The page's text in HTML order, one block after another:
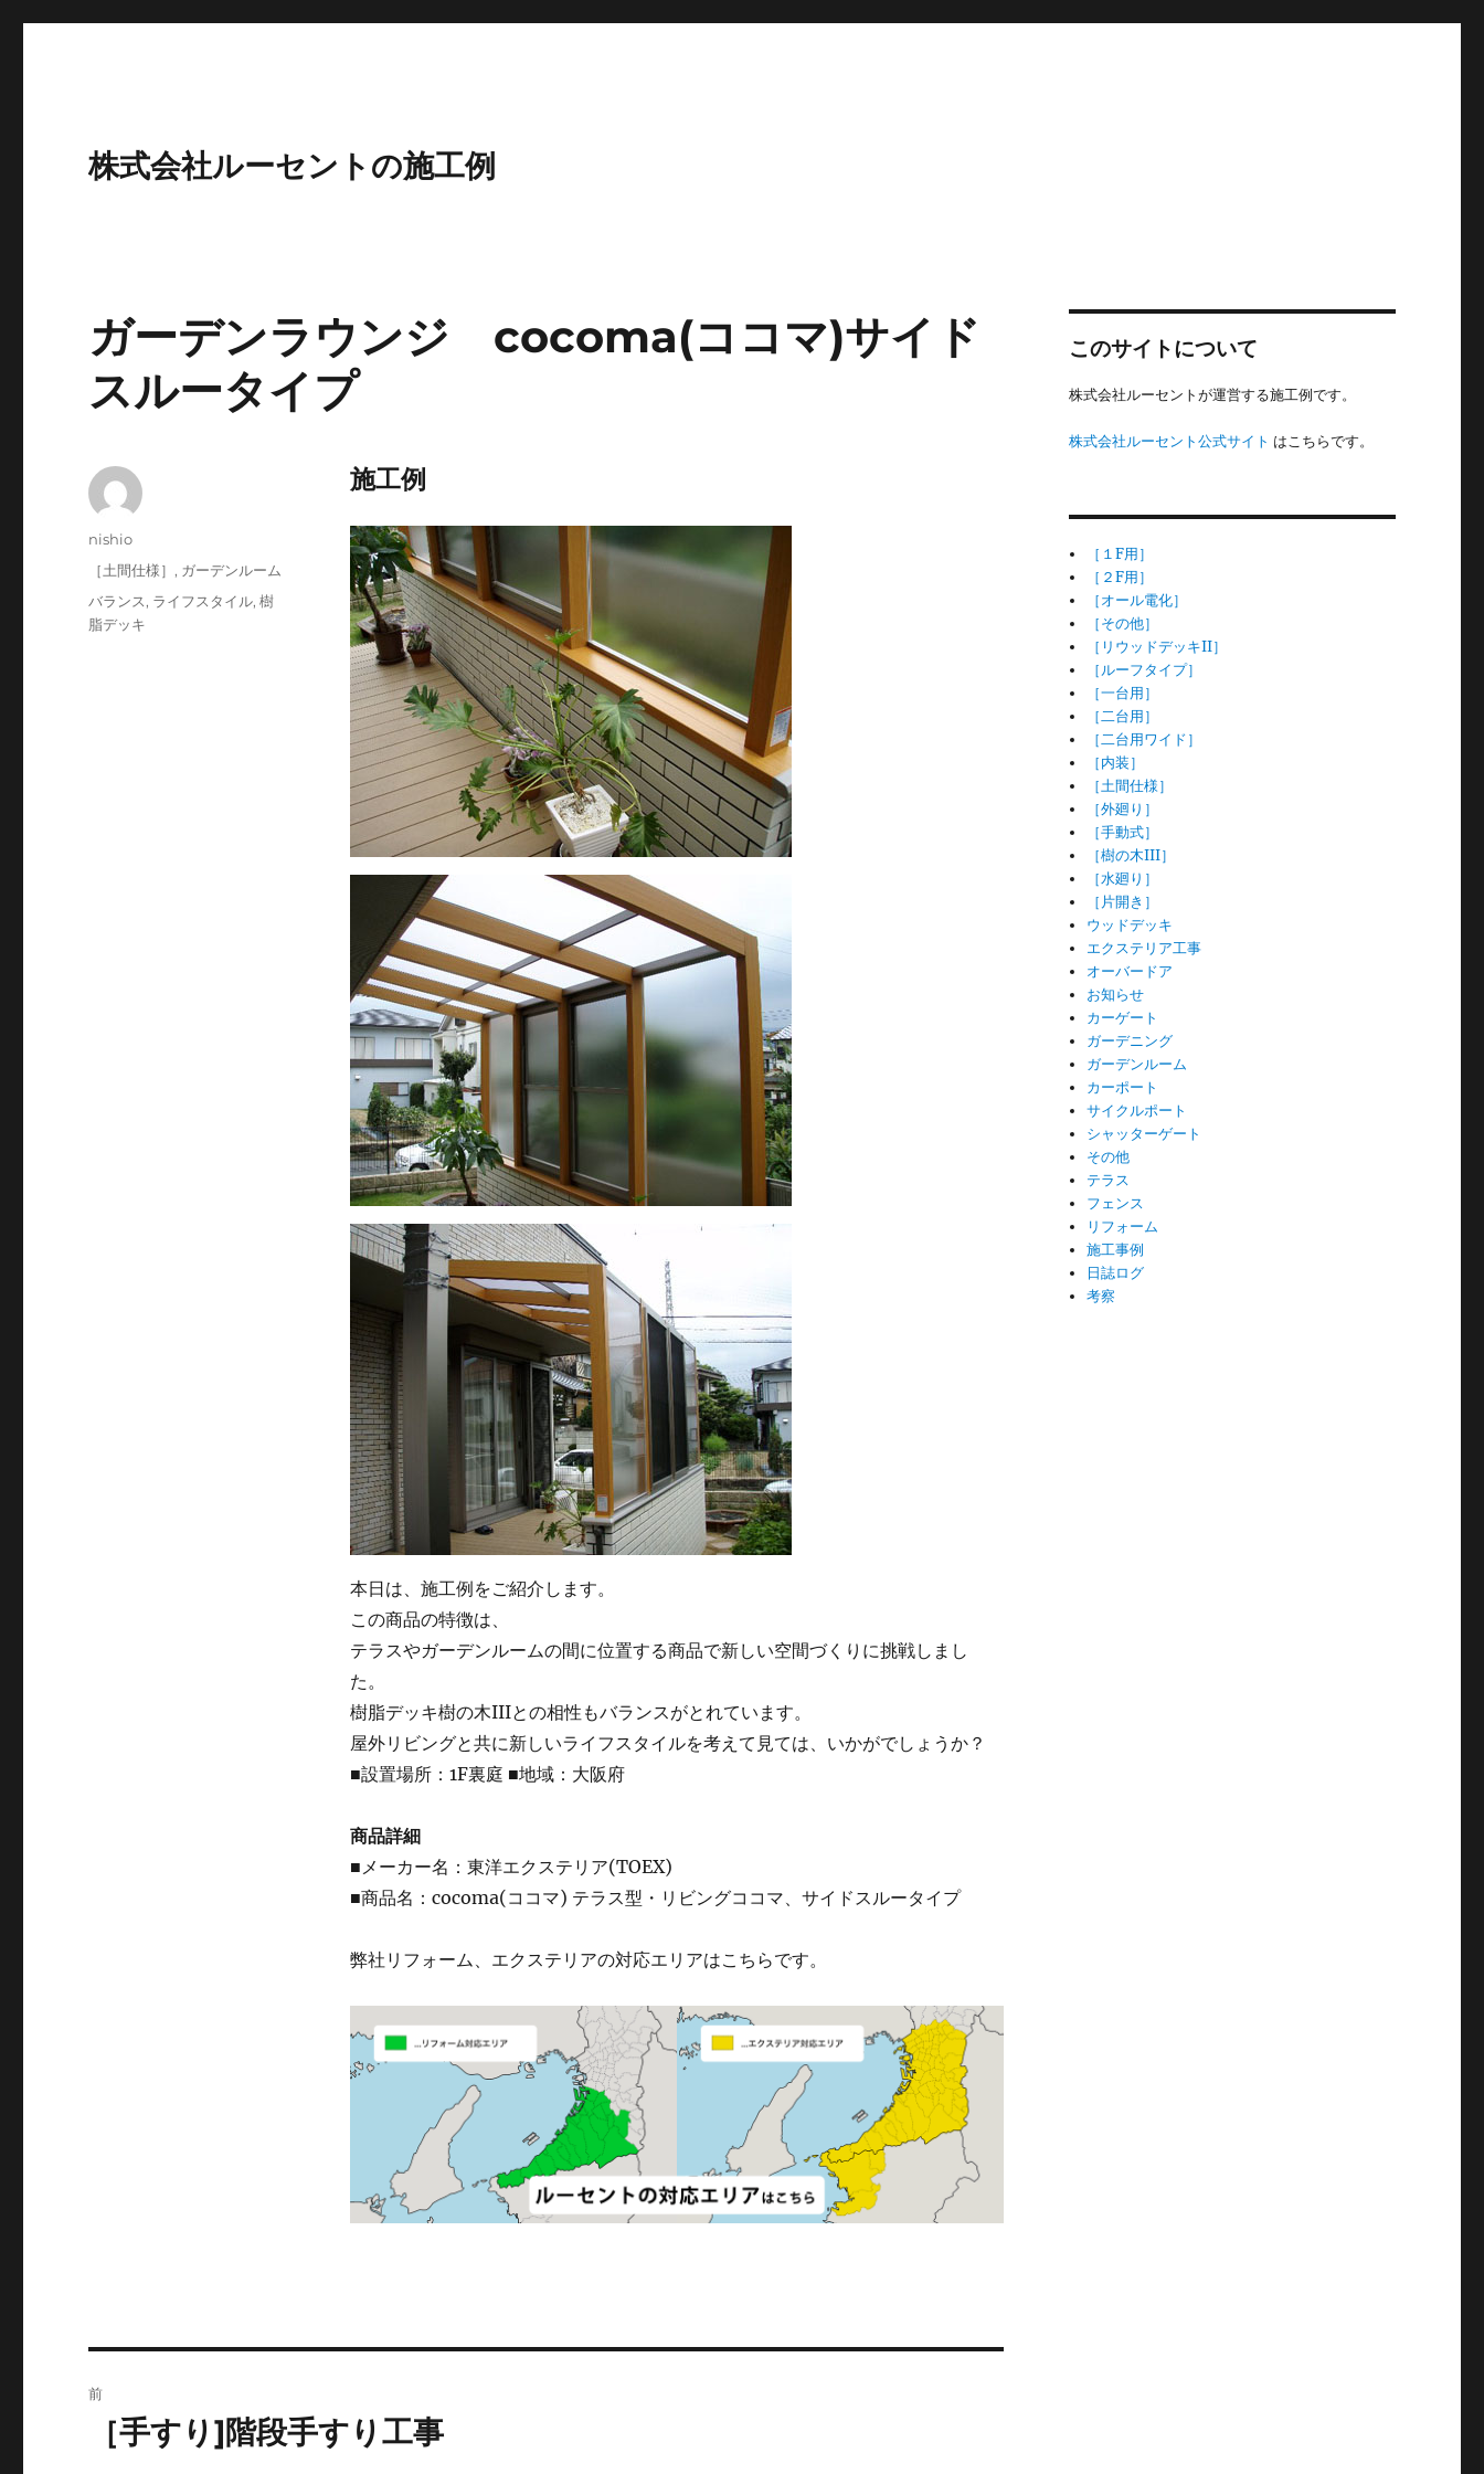
株式会社ルーセントの施工例
ガーデンラウンジ cocoma(ココマ)サイド
スルータイプ
施工例
本日は、施工例をご紹介します。
この商品の特徴は、
テラスやガーデンルームの間に位置する商品で新しい空間づくりに挑戦しまし
た。
樹脂デッキ樹の木IIIとの相性もバランスがとれています。
屋外リビングと共に新しいライフスタイルを考えて見ては、いかがでしょうか？
■設置場所：1F裏庭 ■地域：大阪府
商品詳細
■メーカー名：東洋エクステリア(TOEX)
■商品名：cocoma(ココマ) テラス型・リビングココマ、サイドスルータイプ
弊社リフォーム、エクステリアの対応エリアはこちらです。
投
者
nishio
投
日:
カ
ゴ
［土間仕様］ , ガーデンルーム
タ
グ
バランス, ライフスタイル,樹
脂デッキ
稿
前
［手すり]階段手すり工事
このサイトについて
株式会社ルーセントが運営する施工例です。
株式会社ルーセント公式サイト はこちらです。
［１F用］
［２F用］
［オール電化］
［その他］
［リウッドデッキII］
［ルーフタイプ］
［一台用］
［二台用］
［二台用ワイド］
［内装］
［土間仕様］
［外廻り］
［手動式］
［樹の木III］
［水廻り］
［片開き］
ウッドデッキ
エクステリア工事
オーバードア
お知らせ
カーゲート
ガーデニング
ガーデンルーム
カーポート
サイクルポート
シャッターゲート
その他
テラス
フェンス
リフォーム
施工事例
日誌ログ
考察